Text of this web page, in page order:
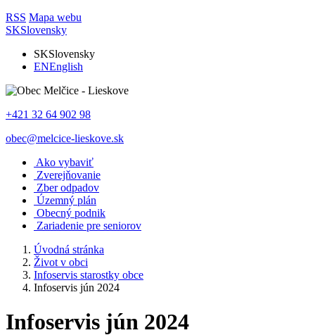
RSS Mapa webu
SKSlovensky
SKSlovensky
ENEnglish
+421 32 64 902 98
obec@melcice-lieskove.sk
Ako vybaviť
Zverejňovanie
Zber odpadov
Územný plán
Obecný podnik
Zariadenie pre seniorov
Úvodná stránka
Život v obci
Infoservis starostky obce
Infoservis jún 2024
Infoservis jún 2024